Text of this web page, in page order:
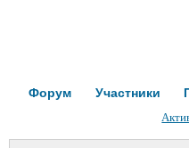
Форум Участники